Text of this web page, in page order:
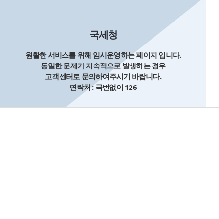
국세청
원활한 서비스를 위해 임시운영하는 페이지 입니다.
동일한 문제가 지속적으로 발생하는 경우
고객센터로 문의하여주시기 바랍니다.
연락처 : 국번없이 126